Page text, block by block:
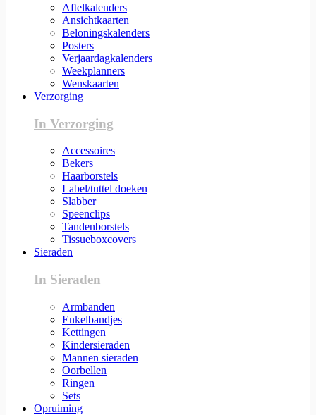
Aftelkalenders
Ansichtkaarten
Beloningskalenders
Posters
Verjaardagkalenders
Weekplanners
Wenskaarten
Verzorging
In Verzorging
Accessoires
Bekers
Haarborstels
Label/tuttel doeken
Slabber
Speenclips
Tandenborstels
Tissueboxcovers
Sieraden
In Sieraden
Armbanden
Enkelbandjes
Kettingen
Kindersieraden
Mannen sieraden
Oorbellen
Ringen
Sets
Opruiming